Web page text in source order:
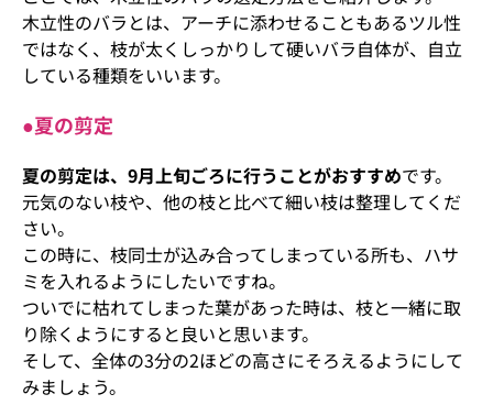
木立性のバラとは、アーチに添わせることもあるツル性
ではなく、枝が太くしっかりして硬いバラ自体が、自立
している種類をいいます。
●夏の剪定
夏の剪定は、9月上旬ごろに行うことがおすすめです。
元気のない枝や、他の枝と比べて細い枝は整理してくだ
さい。
この時に、枝同士が込み合ってしまっている所も、ハサ
ミを入れるようにしたいですね。
ついでに枯れてしまった葉があった時は、枝と一緒に取
り除くようにすると良いと思います。
そして、全体の3分の2ほどの高さにそろえるようにして
みましょう。